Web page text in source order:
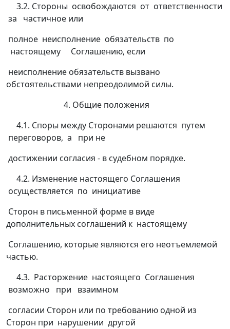
3.2. Стороны освобождаются от ответственности
за частичное или
полное неисполнение обязательств по
настоящему Соглашению, если
неисполнение обязательств вызвано
обстоятельствами непреодолимой силы.
4. Общие положения
4.1. Споры между Сторонами решаются путем
переговоров, а при не
достижении согласия - в судебном порядке.
4.2. Изменение настоящего Соглашения
осуществляется по инициативе
Сторон в письменной форме в виде
дополнительных соглашений к настоящему
Соглашению, которые являются его неотъемлемой
частью.
4.3. Расторжение настоящего Соглашения
возможно при взаимном
согласии Сторон или по требованию одной из
Сторон при нарушении другой